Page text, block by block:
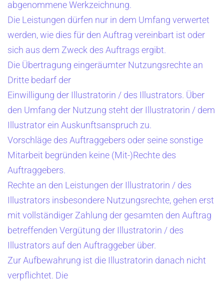
abgenommene Werkzeichnung.
Die Leistungen dürfen nur in dem Umfang verwertet
werden, wie dies für den Auftrag vereinbart ist oder
sich aus dem Zweck des Auftrags ergibt.
Die Übertragung eingeräumter Nutzungsrechte an
Dritte bedarf der
Einwilligung der Illustratorin / des Illustrators. Über
den Umfang der Nutzung steht der Illustratorin / dem
Illustrator ein Auskunftsanspruch zu.
Vorschläge des Auftraggebers oder seine sonstige
Mitarbeit begründen keine (Mit-)Rechte des
Auftraggebers.
Rechte an den Leistungen der Illustratorin / des
Illustrators insbesondere Nutzungsrechte, gehen erst
mit vollständiger Zahlung der gesamten den Auftrag
betreffenden Vergütung der Illustratorin / des
Illustrators auf den Auftraggeber über.
Zur Aufbewahrung ist die Illustratorin danach nicht
verpflichtet. Die